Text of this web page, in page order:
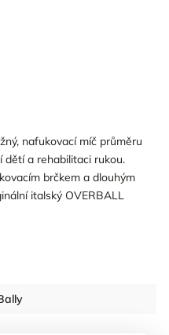
nafukovací míč průměru
dětí a rehabilitaci rukou.
brčkem a dlouhým
italský OVERBALL